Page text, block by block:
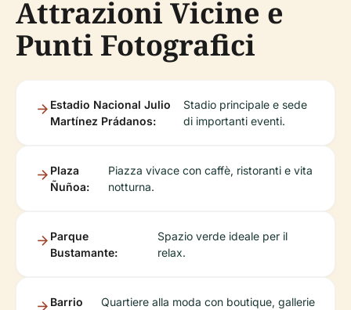
Attrazioni Vicine e
Punti Fotografici
Estadio Nacional Julio
Martínez Prádanos:
Stadio principale e sede
di importanti eventi.
Plaza
Ñuñoa:
Piazza vivace con caffè, ristoranti e vita
notturna.
Parque
Bustamante:
Spazio verde ideale per il
relax.
Barrio
Quartiere alla moda con boutique, gallerie